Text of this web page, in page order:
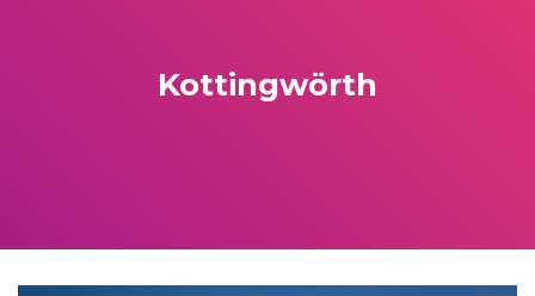
Kottingwörth